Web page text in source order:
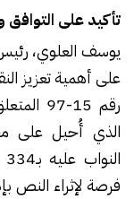
تأكيد على التوافق
يوسف العلوي،
على أهمية تعزيز
رقم
الذي أُحيل على
فرصة لإثراء النص